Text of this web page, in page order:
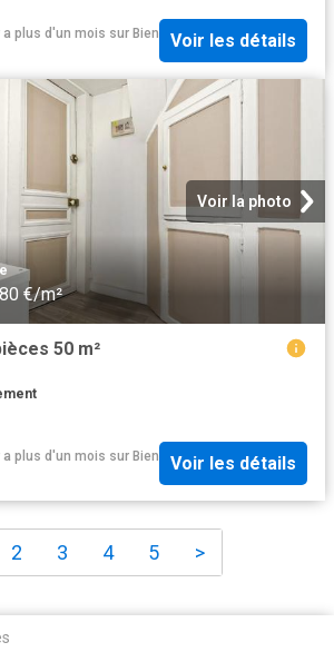
plus d'un mois sur Bien
Voir les détails
Voir la photo
€/m²
50 m²
plus d'un mois sur Bien
Voir les détails
2 3 4 5 >